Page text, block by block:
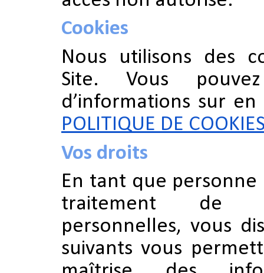
Cookies
Nous utilisons des
Site. Vous
d’informations sur
POLITIQUE DE
Vos droits
En tant que
traitement de
personnelles, vous
suivants vous